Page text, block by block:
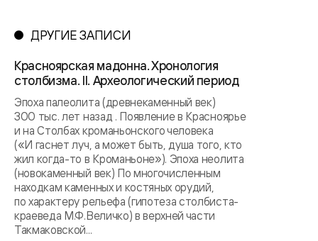
ДРУГИЕ ЗАПИСИ
Красноярская мадонна. Хронология
столбизма. II. Археологический период
Эпоха палеолита (древнекаменный век)
300 тыс. лет назад . Появление в Красноярье
и на Столбах кроманьонского человека
(«И гаснет луч, а может быть, душа того, кто
жил когда-то в Кроманьоне»). Эпоха неолита
(новокаменный век) По многочисленным
находкам каменных и костяных орудий,
по характеру рельефа (гипотеза столбиста-
краеведа М.Ф.Величко) в верхней части
Такмаковской...